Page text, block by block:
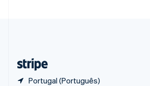
Portugal (Português)